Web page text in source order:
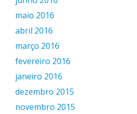
maio 2016
abril 2016
março 2016
fevereiro 2016
janeiro 2016
dezembro 2015
novembro 2015